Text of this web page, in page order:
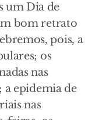
um Dia de
bom retrato
pois, a
os
nas
a epidemia de
nas